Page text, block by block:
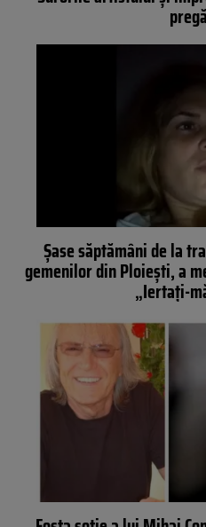
Șase săptămâni de la
gemenilor din Ploiești, a
„Iertați-